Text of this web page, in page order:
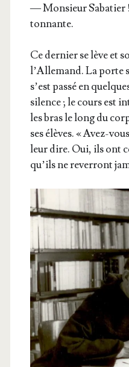
— Mon­sieur Saba­tier
tonnante.
Ce der­nier se lève et
l’Al­le­mand. La porte
s’est pas­sé en
silence ; le cours est
les bras le long du
ses élèves. « Avez-
leur dire. Oui, ils ont
qu’ils ne rever­ront